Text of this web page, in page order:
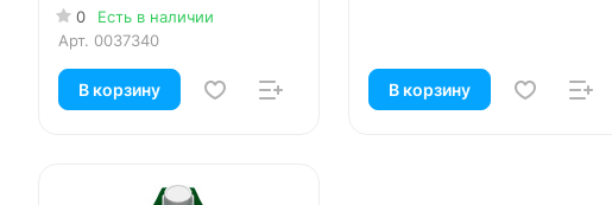
0
Есть в наличии
Арт. 0037340
В корзину В корзину